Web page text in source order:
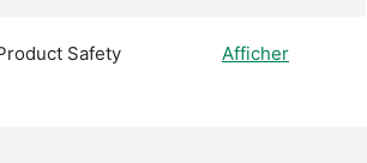
Safety Afficher